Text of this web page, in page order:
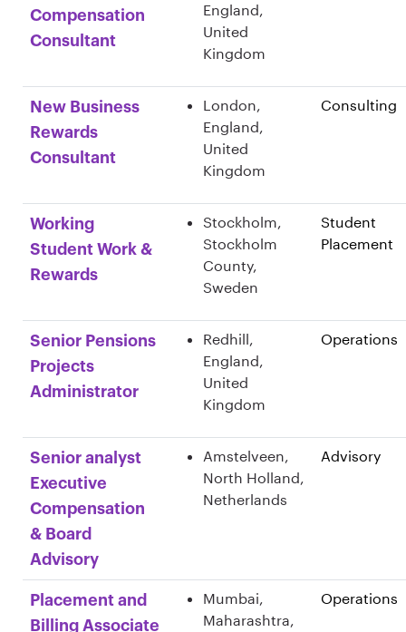
Compensation
Consultant
England,
United
Kingdom
New Business
Rewards
Consultant
London,
England,
United
Kingdom
Consulting
Working
Student Work &
Rewards
Stockholm,
Stockholm
County,
Sweden
Student
Placement
Senior Pensions
Projects
Administrator
Redhill,
England,
United
Kingdom
Operations
Senior analyst
Executive
Compensation
& Board
Advisory
Amstelveen,
North Holland,
Netherlands
Advisory
Placement and
Billing Associate
Mumbai,
Maharashtra,
Operations